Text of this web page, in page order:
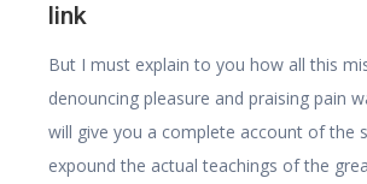
link
But I must explain to you how all this
denouncing pleasure and praising pain
will give you a complete account of the
expound the actual teachings of the